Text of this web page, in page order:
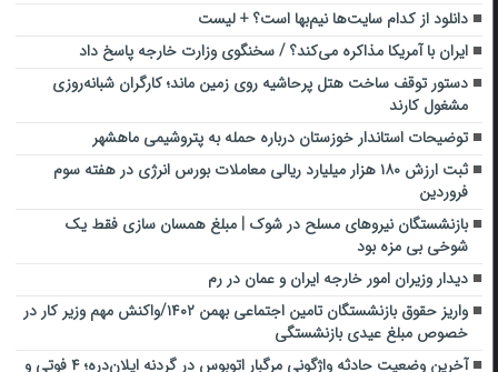
دانلود از کدام سایت‌ها نیم‌بها است؟ + لیست
ایران با آمریکا مذاکره می‌کند؟ / سخنگوی وزارت خارجه پاسخ داد
دستور توقف ساخت هتل پرحاشیه روی زمین ماند؛ کارگران شبانه‌روزی
مشغول کارند
توضیحات استاندار خوزستان درباره حمله به پتروشیمی ماهشهر
ثبت ارزش ۱۸۰ هزار میلیارد ریالی معاملات بورس انرژی در هفته سوم
فروردین
بازنشستگان نیروهای مسلح در شوک | مبلغ همسان‌ سازی فقط یک
شوخی بی‌ مزه بود
دیدار وزیران امور خارجه ایران و عمان در رم
واریز حقوق بازنشستگان تامین اجتماعی بهمن ۱۴۰۲/واکنش مهم وزیر کار در
خصوص مبلغ عیدی بازنشستگی
آخرین وضعیت حادثه واژگونی مرگبار اتوبوس در گردنه ایلان‌دره؛ ۴ فوتی‌ و